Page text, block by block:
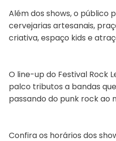
Além dos shows, o público
cervejarias artesanais,
criativa, espaço kids e
O line-up do Festival Rock
palco tributos a bandas
passando do punk rock ao
Confira os horários dos